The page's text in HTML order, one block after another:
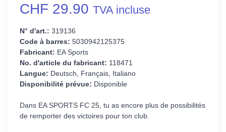
CHF 29.90 TVA incluse
N° d'art.: 319136
Code à barres: 5030942125375
Fabricant: EA Sports
No. d'article du fabricant: 118471
Langue: Deutsch, Français, Italiano
Disponibilité prévue: Disponible
Dans EA SPORTS FC 25, tu as encore plus de possibilités
de remporter des victoires pour ton club.